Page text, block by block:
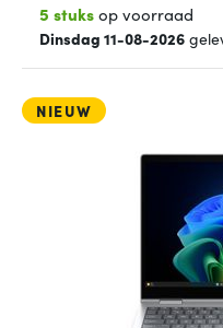
5 stuksop voorraad
Dinsdag 11-08-2026
NIEUW